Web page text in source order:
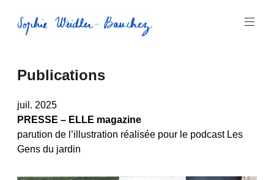
au
contenu
Sophie
Weidler-
Bauchez
Publications
juil. 2025
PRESSE – ELLE magazine
parution de l’illustration réalisée pour le podcast Les
Gens du jardin